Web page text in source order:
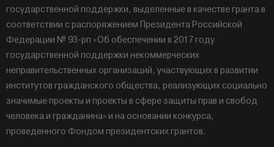
государственной поддержки, выделенные в качестве гранта в
соответствии с распоряжением Президента Российской
Федерации № 93-рп «Об обеспечении в 2017 году
государственной поддержки некоммерческих
неправительственных организаций, участвующих в развитии
институтов гражданского общества, реализующих социально
значимые проекты и проекты в сфере защиты прав и свобод
человека и гражданина» и на основании конкурса,
проведенного Фондом президентских грантов.